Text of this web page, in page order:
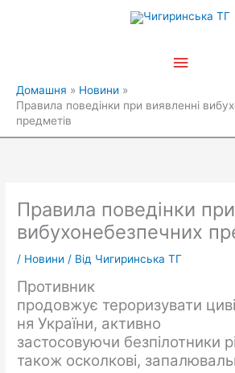
Головне
Домашня
Новини
Правила поведінки при виявленні
предметів
Правила поведінки
вибухонебезпечних
/ Новини / Від Чигиринська ТГ
Противник
продовжує тероризувати
ня України, активно
застосовуючи безпілотники
також осколкові,